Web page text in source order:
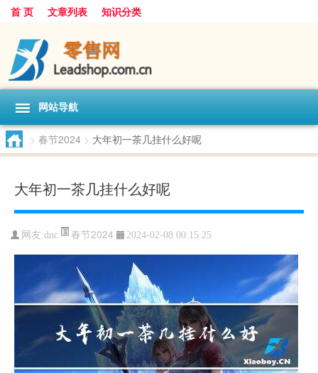
首 页 文章列表 知识分类
网站导航
> 春节2024 > 大年初一茶几挂什么好呢
大年初一茶几挂什么好呢
网友:dnc 春节2024 2024-02-08 00:15:25